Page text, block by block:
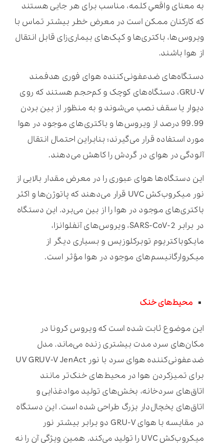
به معنای واقعیِ کلمه، مناسب برای هر جایی هستند
که کارکنان ممکن است در معرض خطر بیشتر تماس با
ویروس‌ها، باکتری‌ها و کپک‌های بیماری‌زای قابل انتقال
از هوا باشند.
دستگاه‌های ضدعفونی‌کننده هوای فوری هدفمند
GRU-V، دستگاه‌های کوچک و کم‌حجم هستند که روی
دیوار یا سقف نصب می‌شوند و به منظور از بین بردن
99.99 درصد از ویروس‌ها و باکتری‌های موجود در هوا
مورد استفاده قرار می‌گیرند؛ بنابراین احتمال انتقال
آلودگی در هوای در گردش را کاهش می‌دهند.
این دستگاه‌ها هوای عبوری را در معرض مقدار بالایی از
نور میکروب‌کش UVC قرار می‌دهند که پاتوژن‌ها و اکثر
باکتری‌های موجود در هوا را از بین می‌برد. این دستگاه
در برابر SARS-CoV-2، ویروس‌های آنفلوانزا،
مایکوباکتریوم توبرکلوزیس و بسیاری دیگر از
میکروارگانیسم‌های موجود در هوا مؤثر است.
محیط‌های خنک
این موضوع ثابت شده است که ویروس کرونا در
مکان‌های سرد مدت بیشتری زنده می‌ماند. مدل
ضدعفونی‌کننده هوای سرد با نور UV GRUV-V JenAct
برای تمیزکردن هوا در محیط‌های خنک‌تر مانند
اتاق‌های سردخانه، بخش‌های تولید موادغذایی و
اتاق‌های یخچال‌دار بزرگ طراحی شده است. این دستگاه
در مقایسه با هوای GRU-V دو برابر بیشتر نور
میکروب‌کش UVC را تولید می‌کند. همین ویژگی آن را نه